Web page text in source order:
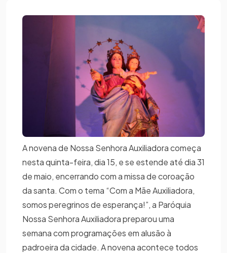
A novena de Nossa Senhora Auxiliadora começa
nesta quinta-feira, dia 15, e se estende até dia 31
de maio, encerrando com a missa de coroação
da santa. Com o tema “Com a Mãe Auxiliadora,
somos peregrinos de esperança!”, a Paróquia
Nossa Senhora Auxiliadora preparou uma
semana com programações em alusão à
padroeira da cidade. A novena acontece todos